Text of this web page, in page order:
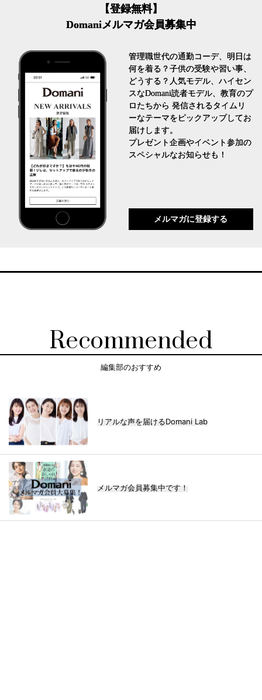
【登録無料】
Domaniメルマガ会員募集中
管理職世代の通勤コーデ、明日は
何を着る？子供の受験や習い事、
どうする？人気モデル、ハイセン
スなDomani読者モデル、教育のプ
ロたちから 発信されるタイムリ
ーなテーマをピックアップしてお
届けします。
プレゼント企画やイベント参加の
スペシャルなお知らせも！
メルマガに登録する
Recommended
編集部のおすすめ
リアルな声を届けるDomani Lab
メルマガ会員募集中です！